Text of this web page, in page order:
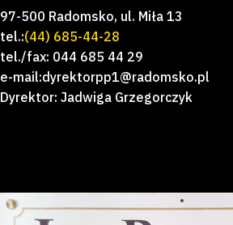
97-500 Radomsko, ul. Miła 13
tel.:(44) 685-44-28
tel./fax: 044 685 44 29
e-mail:dyrektorpp1@radomsko.pl
Dyrektor: Jadwiga Grzegorczyk